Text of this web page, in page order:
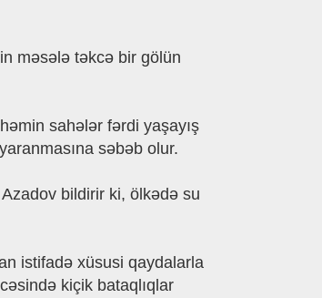
məsələ təkcə bir gölün
sahələr fərdi yaşayış
səbəb olur.
bildirir ki, ölkədə su
istifadə xüsusi qaydalarla
kiçik bataqlıqlar